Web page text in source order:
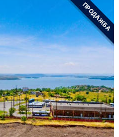
ПРОДАЖБА